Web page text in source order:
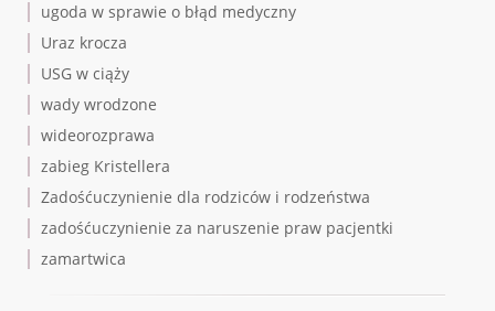
ugoda w sprawie o błąd medyczny
Uraz krocza
USG w ciąży
wady wrodzone
wideorozprawa
zabieg Kristellera
Zadośćuczynienie dla rodziców i rodzeństwa
zadośćuczynienie za naruszenie praw pacjentki
zamartwica